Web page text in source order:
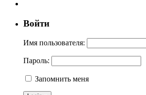
Войти
Имя пользователя:
Пароль:
Запомнить меня